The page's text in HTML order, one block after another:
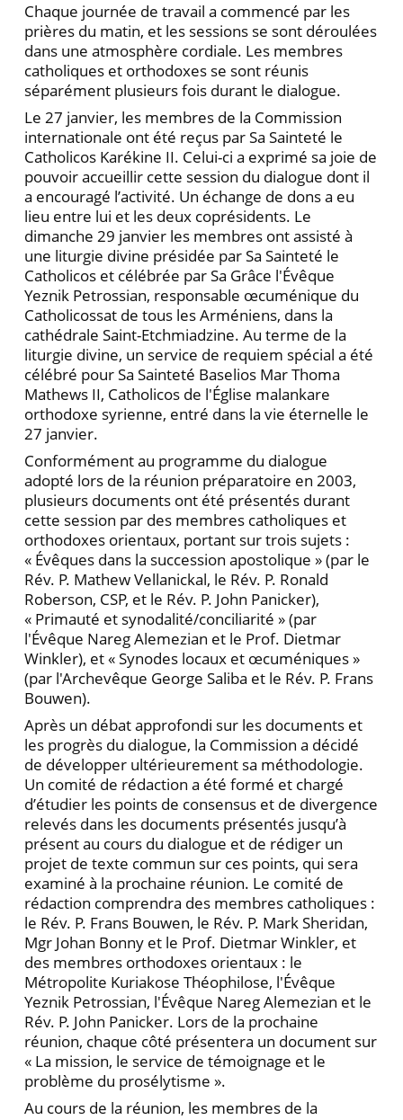
Chaque journée de travail a commencé par les
prières du matin, et les sessions se sont déroulées
dans une atmosphère cordiale. Les membres
catholiques et orthodoxes se sont réunis
séparément plusieurs fois durant le dialogue.
Le 27 janvier, les membres de la Commission
internationale ont été reçus par Sa Sainteté le
Catholicos Karékine II. Celui-ci a exprimé sa joie de
pouvoir accueillir cette session du dialogue dont il
a encouragé l’activité. Un échange de dons a eu
lieu entre lui et les deux coprésidents. Le
dimanche 29 janvier les membres ont assisté à
une liturgie divine présidée par Sa Sainteté le
Catholicos et célébrée par Sa Grâce l'Évêque
Yeznik Petrossian, responsable œcuménique du
Catholicossat de tous les Arméniens, dans la
cathédrale Saint-Etchmiadzine. Au terme de la
liturgie divine, un service de requiem spécial a été
célébré pour Sa Sainteté Baselios Mar Thoma
Mathews II, Catholicos de l'Église malankare
orthodoxe syrienne, entré dans la vie éternelle le
27 janvier.
Conformément au programme du dialogue
adopté lors de la réunion préparatoire en 2003,
plusieurs documents ont été présentés durant
cette session par des membres catholiques et
orthodoxes orientaux, portant sur trois sujets :
« Évêques dans la succession apostolique » (par le
Rév. P. Mathew Vellanickal, le Rév. P. Ronald
Roberson, CSP, et le Rév. P. John Panicker),
« Primauté et synodalité/conciliarité » (par
l'Évêque Nareg Alemezian et le Prof. Dietmar
Winkler), et « Synodes locaux et œcuméniques »
(par l'Archevêque George Saliba et le Rév. P. Frans
Bouwen).
Après un débat approfondi sur les documents et
les progrès du dialogue, la Commission a décidé
de développer ultérieurement sa méthodologie.
Un comité de rédaction a été formé et chargé
d’étudier les points de consensus et de divergence
relevés dans les documents présentés jusqu’à
présent au cours du dialogue et de rédiger un
projet de texte commun sur ces points, qui sera
examiné à la prochaine réunion. Le comité de
rédaction comprendra des membres catholiques :
le Rév. P. Frans Bouwen, le Rév. P. Mark Sheridan,
Mgr Johan Bonny et le Prof. Dietmar Winkler, et
des membres orthodoxes orientaux : le
Métropolite Kuriakose Théophilose, l'Évêque
Yeznik Petrossian, l'Évêque Nareg Alemezian et le
Rév. P. John Panicker. Lors de la prochaine
réunion, chaque côté présentera un document sur
« La mission, le service de témoignage et le
problème du prosélytisme ».
Au cours de la réunion, les membres de la